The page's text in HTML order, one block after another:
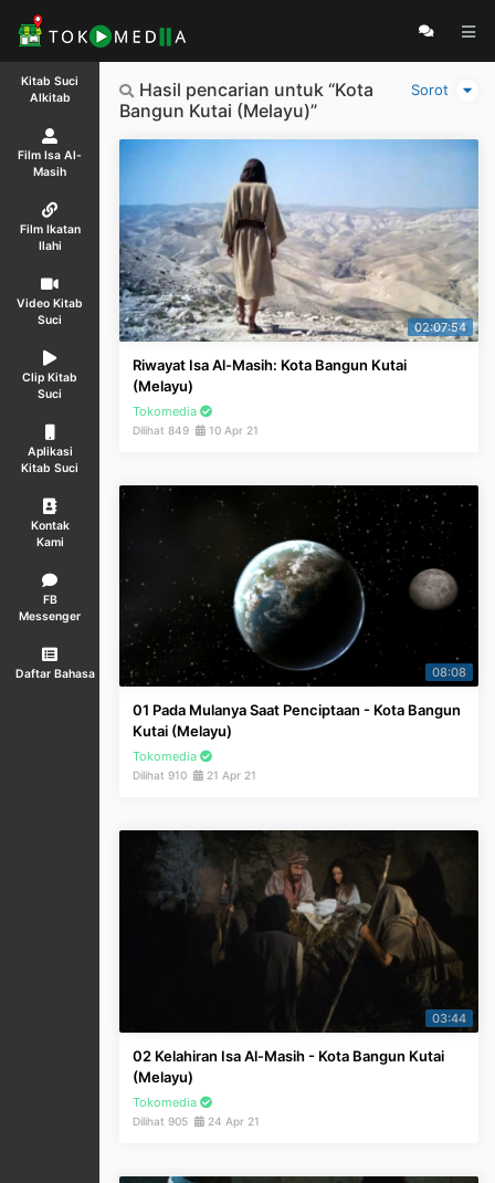
Kitab Suci
Alkitab
Film Isa Al-
Masih
Film Ikatan
Ilahi
Video Kitab
Suci
Clip Kitab
Suci
Aplikasi
Kitab Suci
Kontak
Kami
FB
Messenger
Daftar Bahasa
Sorot
Hasil pencarian untuk “Kota
Bangun Kutai (Melayu)”
02:07:54
Riwayat Isa Al-Masih: Kota Bangun Kutai
(Melayu)
Tokomedia
Dilihat 849 10 Apr 21
08:08
01 Pada Mulanya Saat Penciptaan - Kota Bangun
Kutai (Melayu)
Tokomedia
Dilihat 910 21 Apr 21
03:44
02 Kelahiran Isa Al-Masih - Kota Bangun Kutai
(Melayu)
Tokomedia
Dilihat 905 24 Apr 21